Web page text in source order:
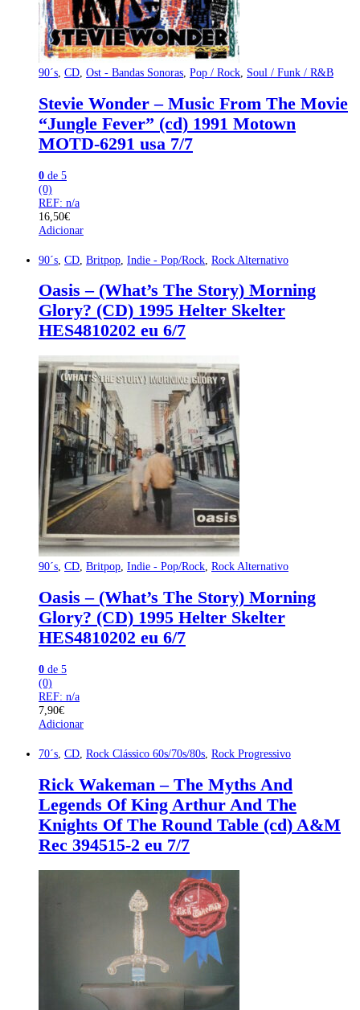
90´s CD Ost - Bandas Sonoras Pop / Rock Soul / Funk / R&B
Stevie Wonder – Music From The Movie
“Jungle Fever” (cd) 1991 Motown
MOTD-6291 usa 7/7
0 de 5
(0)
REF: n/a
16,50€
Adicionar
90´s CD Britpop Indie - Pop/Rock Rock Alternativo
Oasis – (What’s The Story) Morning
Glory? (CD) 1995 Helter Skelter
HES4810202 eu 6/7
90´s, CD, Britpop, Indie - Pop/Rock, Rock Alternativo
Oasis – (What’s The Story) Morning
Glory? (CD) 1995 Helter Skelter
HES4810202 eu 6/7
0 de 5
(0)
REF: n/a
7,90€
Adicionar
70´s, CD, Rock Clássico 60s/70s/80s, Rock Progressivo
Rick Wakeman – The Myths And
Legends Of King Arthur And The
Knights Of The Round Table (cd) A&M
Rec 394515-2 eu 7/7